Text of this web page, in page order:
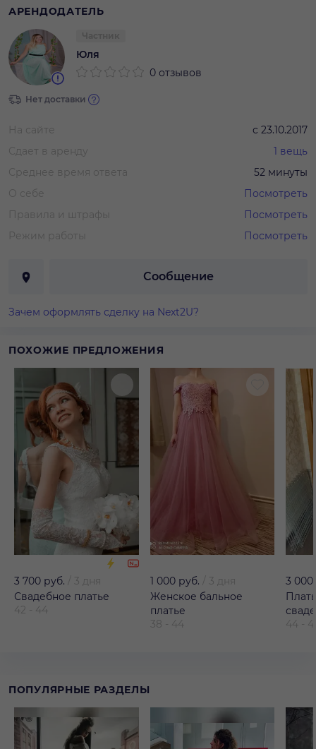
АРЕНДОДАТЕЛЬ
Юля
0 отзывов
Нет доставки
На сайте с 23.10.2017
Сдает в аренду
1 вещь
Среднее время ответа
52 минуты
О себе
Посмотреть
Правила и штрафы
Посмотреть
Режим работы
Посмотреть
Сообщение
Зачем оформлять сделку на Next2U?
ПОХОЖИЕ ПРЕДЛОЖЕНИЯ
3 700 руб.
3 дня
Свадебное платье
42 - 44
1 000 руб.
3 дня
Женское бальное
платье
38 - 44
3 000
44 -
ПОПУЛЯРНЫЕ РАЗДЕЛЫ